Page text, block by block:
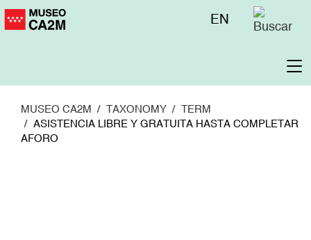
Pasar
Menú
EN
MUSEO CA2M TAXONOMY
TERM
ASISTENCIA LIBRE Y GRATUITA HASTA COMPLETAR
AFORO